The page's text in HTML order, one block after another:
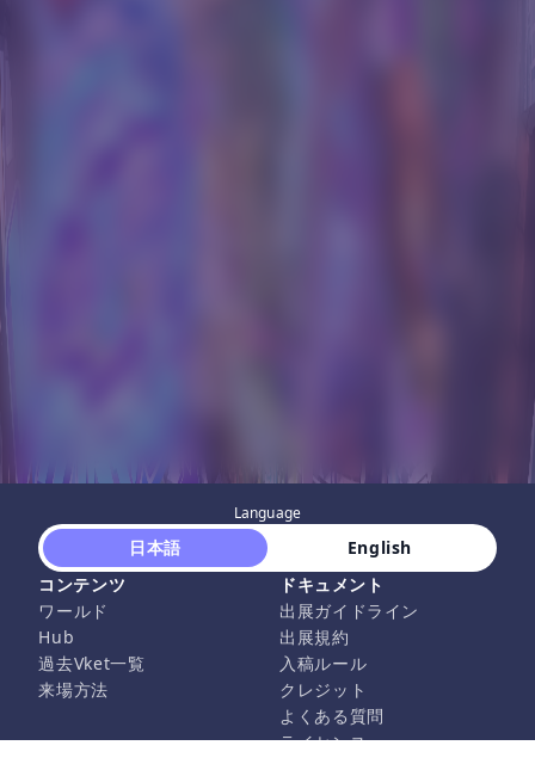
Language
日本語
English
コンテンツ
ワールド
Hub
過去Vket一覧
来場方法
ドキュメント
出展ガイドライン
出展規約
入稿ルール
クレジット
よくある質問
ライセンス